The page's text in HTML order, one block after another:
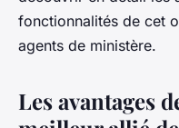
fonctionnalités de cet
agents de ministère.
Les avantages